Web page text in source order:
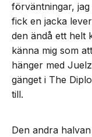
förväntningar,
fick en jacka
den ändå ett helt
känna mig som
hänger med
gänget i The
till.
Den andra